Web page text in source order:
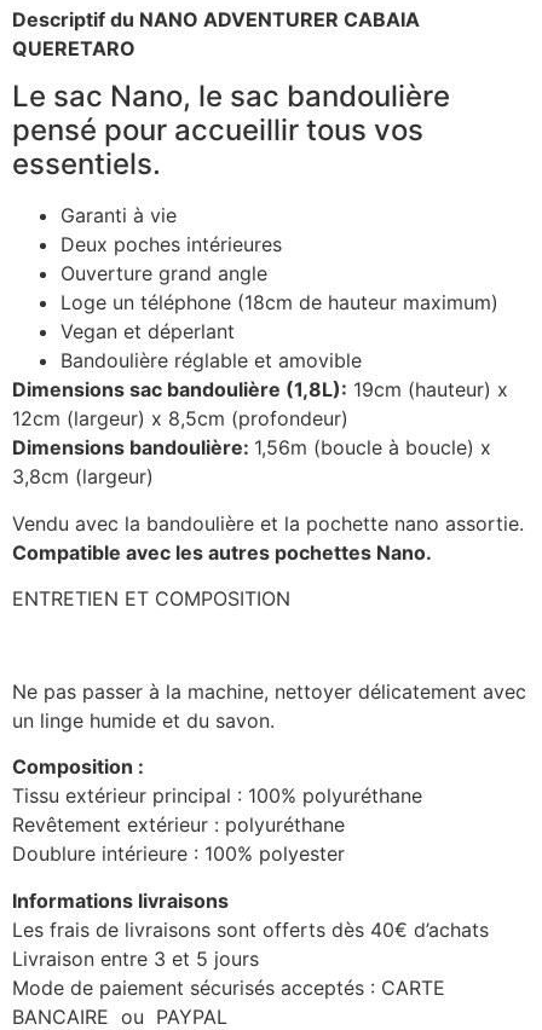
Descriptif du NANO ADVENTURER CABAIA
QUERETARO
Le sac Nano, le sac bandoulière
pensé pour accueillir tous vos
essentiels.
Garanti à vie
Deux poches intérieures
Ouverture grand angle
Loge un téléphone (18cm de hauteur maximum)
Vegan et déperlant
Bandoulière réglable et amovible
Dimensions sac bandoulière (1,8L): 19cm (hauteur) x
12cm (largeur) x 8,5cm (profondeur)
Dimensions bandoulière: 1,56m (boucle à boucle) x
3,8cm (largeur)
Vendu avec la bandoulière et la pochette nano assortie.
Compatible avec les autres pochettes Nano.
ENTRETIEN ET COMPOSITION
Ne pas passer à la machine, nettoyer délicatement avec
un linge humide et du savon.
Composition :
Tissu extérieur principal : 100% polyuréthane
Revêtement extérieur : polyuréthane
Doublure intérieure : 100% polyester
Informations livraisons
Les frais de livraisons sont offerts dès 40€ d’achats
Livraison entre 3 et 5 jours
Mode de paiement sécurisés acceptés : CARTE
BANCAIRE ou PAYPAL